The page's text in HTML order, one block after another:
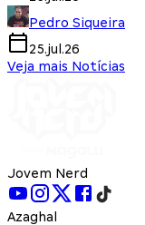
Pedro Siqueira
25.jul.26
Veja mais Notícias
Jovem Nerd
Azaghal